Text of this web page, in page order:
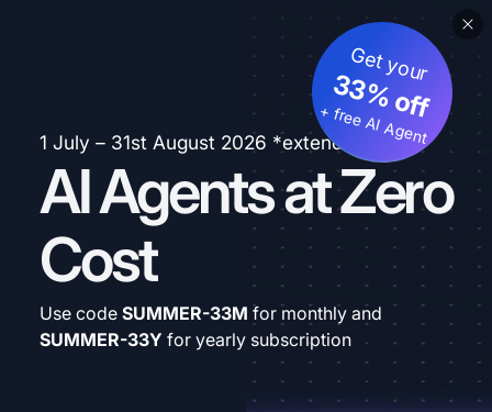
1 July – 31st August 2026 *extended
AI Agents at Zero
Cost
Get your
33% off
+ free AI Agent
Use code SUMMER-33M for monthly and
SUMMER-33Y for yearly subscription